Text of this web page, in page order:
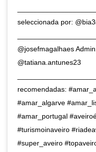
seleccionada por:
@josefmagalhaes
@tatiana.antunes23
recomendadas:
#amar_algarve
#amar_portugal
#turismoinaveiro
#super_aveiro